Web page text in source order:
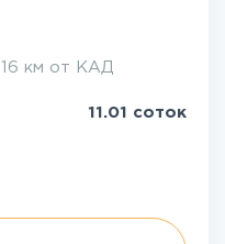
16 км от КАД
11.01 соток